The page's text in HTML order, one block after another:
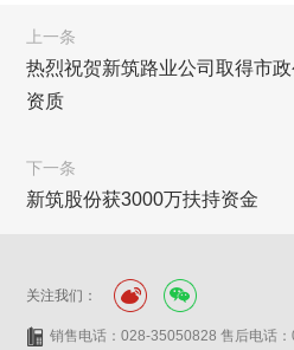
上一条
热烈祝贺新筑路业公司取得市
资质
下一条
新筑股份获3000万扶持资金
关注我们：
销售电话：028-35050828 售后电话